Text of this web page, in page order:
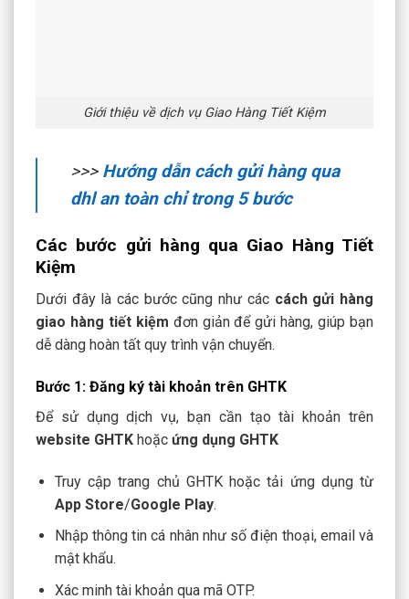
Giới thiệu về dịch vụ Giao Hàng Tiết Kiệm
>>> Hướng dẫn cách gửi hàng qua
dhl an toàn chỉ trong 5 bước
Các bước gửi hàng qua Giao Hàng Tiết
Kiệm
Dưới đây là các bước cũng như các cách gửi hàng
giao hàng tiết kiệm đơn giản để gửi hàng, giúp bạn
dễ dàng hoàn tất quy trình vận chuyển.
Bước 1: Đăng ký tài khoản trên GHTK
Để sử dụng dịch vụ, bạn cần tạo tài khoản trên
website GHTK hoặc ứng dụng GHTK
Truy cập trang chủ GHTK hoặc tải ứng dụng từ
App Store/Google Play.
Nhập thông tin cá nhân như số điện thoại, email và
mật khẩu.
Xác minh tài khoản qua mã OTP.